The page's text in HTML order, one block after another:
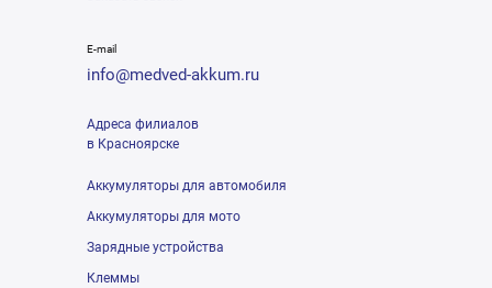
E-mail
info@medved-akkum.ru
Адреса филиалов
в Красноярске
Аккумуляторы для автомобиля
Аккумуляторы для мото
Зарядные устройства
Клеммы